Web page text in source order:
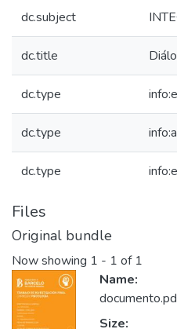
dc.subject
dc.title
dc.type
dc.type
dc.type
Files
Original bundle
Now showing 1 - 1 of 1
Name:
Size: